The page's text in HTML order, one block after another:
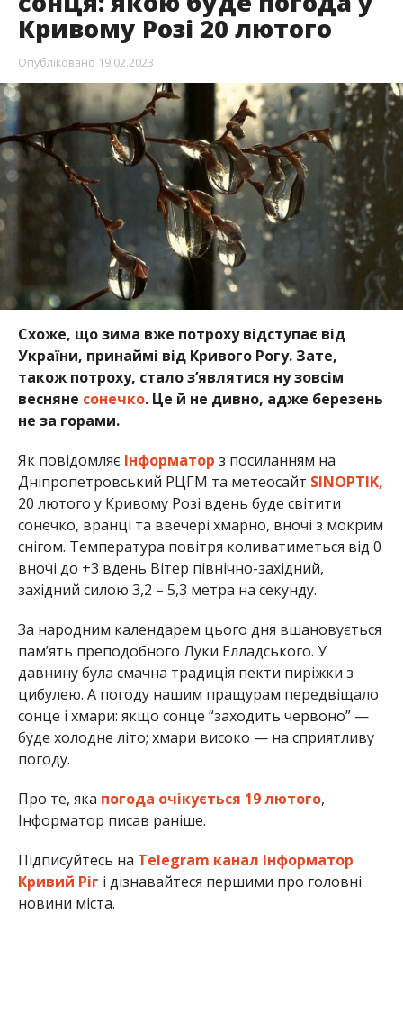
Кривому Розі 20 лютого
Опубліковано 19.02.2023
Схоже, що зима вже потроху відступає від
України, принаймі від Кривого Рогу. Зате,
також потроху, стало з’являтися ну зовсім
весняне сонечко. Це й не дивно, адже березень
не за горами.
Як повідомляє Інформатор з посиланням на
Дніпропетровський РЦГМ та метеосайт SINOPTIK,
20 лютого у Кривому Розі вдень буде світити
сонечко, вранці та ввечері хмарно, вночі з мокрим
снігом. Температура повітря коливатиметься від 0
вночі до +3 вдень Вітер північно-західний,
західний силою 3,2 – 5,3 метра на секунду.
За народним календарем цього дня вшановується
пам’ять преподобного Луки Елладського. У
давнину була смачна традиція пекти пиріжки з
цибулею. А погоду нашим пращурам передвіщало
сонце і хмари: якщо сонце “заходить червоно” —
буде холодне літо; хмари високо — на сприятливу
погоду.
Про те, яка погода очікується 19 лютого,
Інформатор писав раніше.
Підписуйтесь на Telegram канал Інформатор
Кривий Ріг і дізнавайтеся першими про головні
новини міста.